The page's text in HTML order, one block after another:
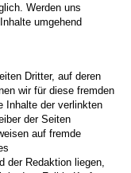
Werden uns
umgehend
Dritter, auf deren
wir für diese fremden
Inhalte der verlinkten
der Seiten
auf fremde
der Redaktion liegen,